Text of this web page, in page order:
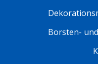
Borsten-